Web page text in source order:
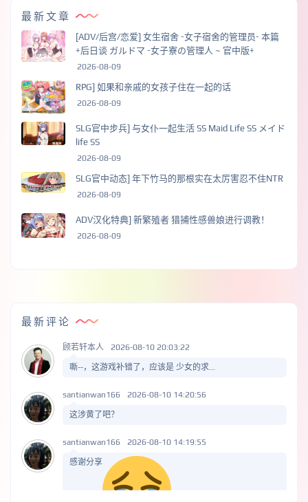
最新文章
[ADV/后宫/恋爱] 女生宿舍 -女子宿舍的管理员- 本篇
+后日谈 ガルドマ -女子寮の管理人 ~ 官中版+
2026-08-09
RPG] 如果和亲戚的女孩子住在一起的话
2026-08-09
SLG官中步兵] 与女仆一起生活 SS Maid Life SS メイド
life SS
2026-08-09
SLG官中动态] 年下竹马的那根实在太厉害忍不住NTR
2026-08-09
ADV汉化特典] 新繁殖者 猎捕性感兽娘进行调教！
2026-08-09
最新评论
顾若轩本人 2026-08-10 20:03:22
嘶--，这游戏补错了，应该是 少女的求...
santianwan166 2026-08-10 14:20:56
这涉黄了吧？
santianwan166 2026-08-10 14:19:55
感谢分享